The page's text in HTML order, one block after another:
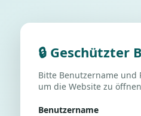
🔒 Geschützter
Bitte Benutzername und
um die Website zu
Benutzername